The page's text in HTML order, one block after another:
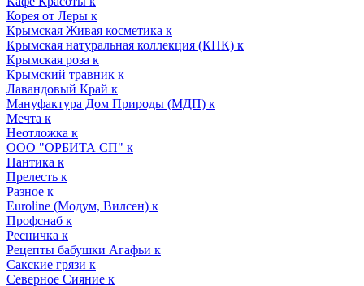
Корея от Леры к
Крымская Живая косметика к
Крымская натуральная коллекция (КНК) к
Крымская роза к
Крымский травник к
Лавандовый Край к
Мануфактура Дом Природы (МДП) к
Мечта к
Неотложка к
ООО "ОРБИТА СП" к
Пантика к
Прелесть к
Разное к
Euroline (Модум, Вилсен) к
Профснаб к
Ресничка к
Рецепты бабушки Агафьи к
Сакские грязи к
Северное Сияние к